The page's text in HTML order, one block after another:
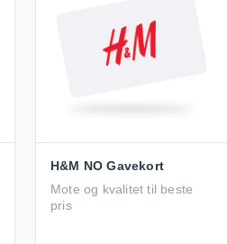
H&M NO Gavekort
Mote og kvalitet til beste
pris